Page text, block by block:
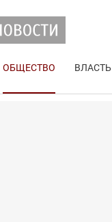
ОБЩЕСТВО ВЛАСТЬ